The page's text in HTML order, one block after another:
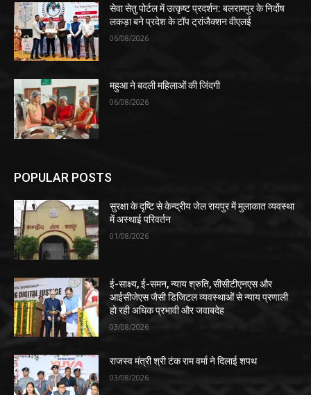
सेवा सेतु पोर्टल में उत्कृष्ट प्रदर्शन: बलरामपुर के निर्दोष
लकड़ा बने प्रदेश के टॉप ट्रांजैक्शन वीएलई
06/08/2026
महुआ ने बदली महिलाओं की जिंदगी
06/08/2026
POPULAR POSTS
सुरक्षा के दृष्टि से केन्द्रीय जेल रायपुर में मुलाकात व्यवस्था
में अस्थाई परिवर्तन
01/08/2026
ई-साक्ष्य, ई-समन, न्याय श्रुति, सीसीटीएनएस और
आईसीजेएस जैसी डिजिटल व्यवस्थाओं से न्याय प्रणाली
हो रही अधिक प्रभावी और जवाबदेह
03/08/2026
राजस्व मंत्री श्री टंक राम वर्मा ने दिलाई शपथ
03/08/2026